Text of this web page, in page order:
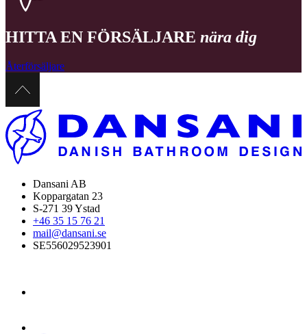
HITTA EN FÖRSÄLJARE nära dig
Återförsäljare
Dansani AB
Koppargatan 23
S-271 39 Ystad
+46 35 15 76 21
mail@dansani.se
SE556029523901